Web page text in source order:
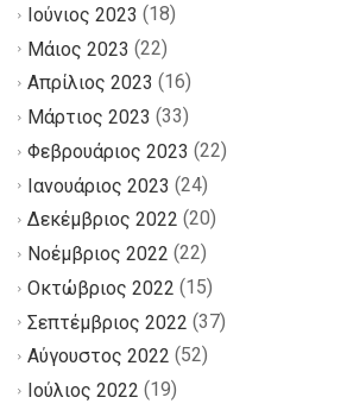
Ιούνιος 2023 (18)
Μάιος 2023 (22)
Απρίλιος 2023 (16)
Μάρτιος 2023 (33)
Φεβρουάριος 2023 (22)
Ιανουάριος 2023 (24)
Δεκέμβριος 2022 (20)
Νοέμβριος 2022 (22)
Οκτώβριος 2022 (15)
Σεπτέμβριος 2022 (37)
Αύγουστος 2022 (52)
Ιούλιος 2022 (19)